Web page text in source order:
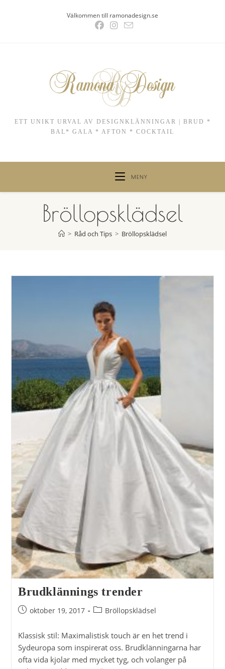
Välkommen till ramonadesign.se
ETT UNIKT URVAL AV DESIGNKLÄNNINGAR | BRUD *
BAL* GALA * AFTON * COCKTAIL
MENY
Bröllopsklädsel
> Råd och Tips > Bröllopsklädsel
Brudklännings trender
Inlägget
oktober 19, 2017 Inläggskategori:
Bröllopsklädsel
Klassisk stil: Maximalistisk touch är en het trend i
Sydeuropa som inspirerat oss. Brudklänningarna har
ofta vida kjolar med mycket tyg, och volanger på